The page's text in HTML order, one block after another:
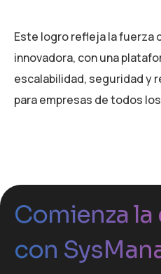
Este logro refleja la fuerza
innovadora, con una
escalabilidad, seguridad y
para empresas de todos
Comienza
con